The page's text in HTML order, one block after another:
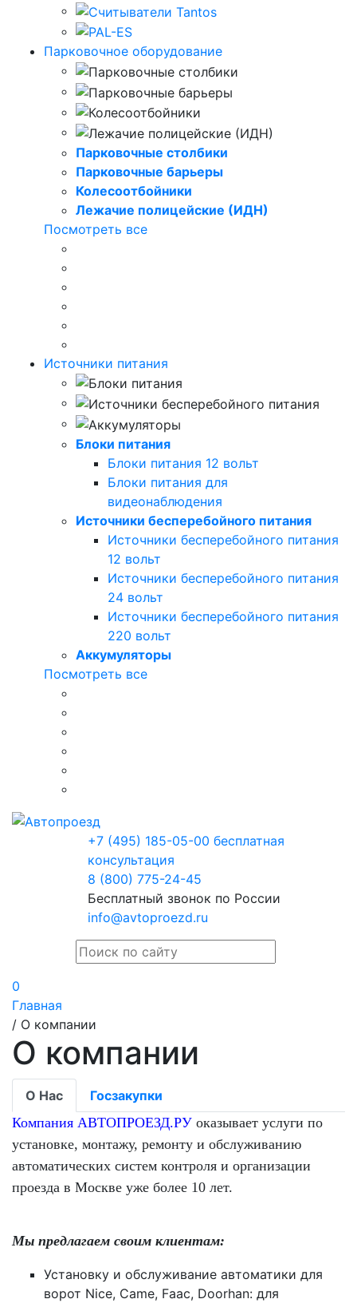
Парковочное оборудование
Парковочные столбики
Парковочные барьеры
Колесоотбойники
Лежачие полицейские (ИДН)
Посмотреть все
Источники питания
Блоки питания
Блоки питания 12 вольт
Блоки питания для
видеонаблюдения
Источники бесперебойного питания
Источники бесперебойного питания
12 вольт
Источники бесперебойного питания
24 вольт
Источники бесперебойного питания
220 вольт
Аккумуляторы
Посмотреть все
+7 (495) 185-05-00 бесплатная
консультация
8 (800) 775-24-45
Бесплатный звонок по России
info@avtoproezd.ru
0
Главная
/ О компании
О компании
О Нас
Госзакупки
Компания АВТОПРОЕЗД.РУ оказывает услуги по
установке, монтажу, ремонту и обслуживанию
автоматических систем контроля и организации
проезда в Москве уже более 10 лет.
Мы предлагаем своим клиентам:
Установку и обслуживание автоматики для
ворот Nice, Came, Faac, Doorhan: для